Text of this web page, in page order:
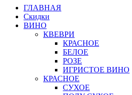
ГЛАВНАЯ
Скидки
ВИНО
КВЕВРИ
КРАСНОЕ
БЕЛОЕ
РОЗЕ
ИГРИСТОЕ ВИНО
КРАСНОЕ
СУХОЕ